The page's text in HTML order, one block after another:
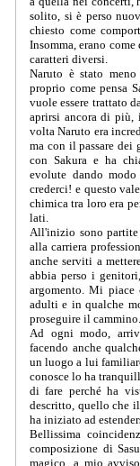
solito, si è perso
chiesto come
Insomma, erano
caratteri diversi.
Naruto è stato
proprio come pensa
vuole essere trattato
aprirsi ancora di più,
volta Naruto era
ma con il passare dei
con Sakura e ha
evolute dando
crederci! e questo
chimica tra loro era
lati.
All'inizio sono partite
alla carriera
anche serviti a
abbia perso i
argomento. Mi piace
adulti e in qualche
proseguire il cammino.
Ad ogni modo,
facendo anche
un luogo a lui
conosce lo ha
di fare perché ha
descritto, quello che
ha iniziato ad
Bellissima
composizione di
magico, a mio